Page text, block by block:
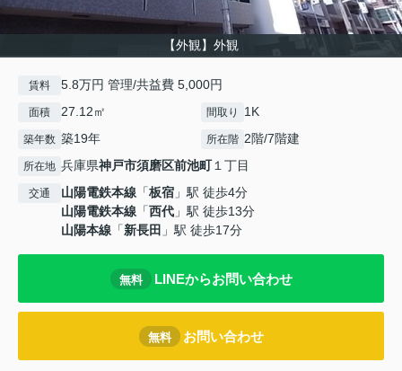
【外観】外観
賃料 5.8万円 管理/共益費 5,000円
面積 27.12㎡ 間取り 1K
築年数 築19年 所在階 2階/7階建
所在地 兵庫県神戸市須磨区前池町１丁目
交通 山陽電鉄本線 「板宿 」駅 徒歩4分
山陽電鉄本線 「西代 」駅 徒歩13分
山陽本線 「新長田 」駅 徒歩17分
無料 LINEからお問い合わせ
無料 お問い合わせ